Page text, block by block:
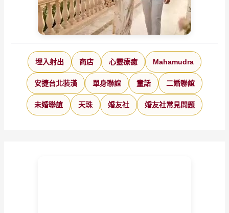
埋入射出 商店 心靈療癒 Mahamudra
安捷台北裝潢 單身聯誼 童話 二婚聯誼
未婚聯誼 天珠 婚友社 婚友社常見問題